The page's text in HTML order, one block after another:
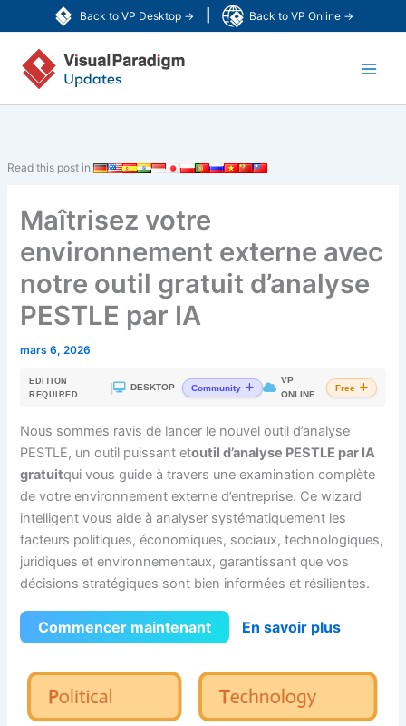
Back to VP Desktop → Back to VP Online →
au
contenu
Read this post in:
Maîtrisez votre
environnement externe avec
notre outil gratuit d’analyse
PESTLE par IA
mars 6, 2026
EDITION
REQUIRED
| DESKTOP Community
VP
ONLINE
Free
Nous sommes ravis de lancer le nouvel outil d’analyse
PESTLE, un outil puissant etoutil d’analyse PESTLE par IA
gratuitqui vous guide à travers une examination complète
de votre environnement externe d’entreprise. Ce wizard
intelligent vous aide à analyser systématiquement les
facteurs politiques, économiques, sociaux, technologiques,
juridiques et environnementaux, garantissant que vos
décisions stratégiques sont bien informées et résilientes.
Commencer maintenant En savoir plus